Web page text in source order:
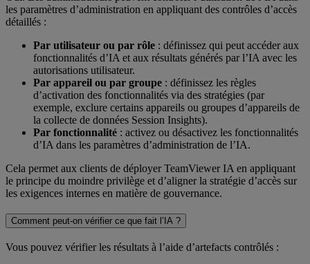
les paramètres d’administration en appliquant des contrôles d’accès
détaillés :
Par utilisateur ou par rôle : définissez qui peut accéder aux
fonctionnalités d’IA et aux résultats générés par l’IA avec les
autorisations utilisateur.
Par appareil ou par groupe : définissez les règles
d’activation des fonctionnalités via des stratégies (par
exemple, exclure certains appareils ou groupes d’appareils de
la collecte de données Session Insights).
Par fonctionnalité : activez ou désactivez les fonctionnalités
d’IA dans les paramètres d’administration de l’IA.
Cela permet aux clients de déployer TeamViewer IA en appliquant
le principe du moindre privilège et d’aligner la stratégie d’accès sur
les exigences internes en matière de gouvernance.
Comment peut-on vérifier ce que fait l’IA ?
Vous pouvez vérifier les résultats à l’aide d’artefacts contrôlés :